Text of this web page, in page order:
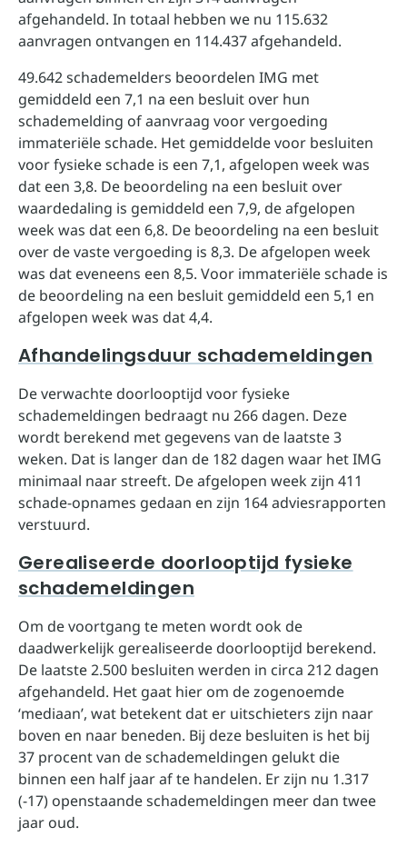
afgehandeld. In totaal hebben we nu 115.632
aanvragen ontvangen en 114.437 afgehandeld.
49.642 schademelders beoordelen IMG met
gemiddeld een 7,1 na een besluit over hun
schademelding of aanvraag voor vergoeding
immateriële schade. Het gemiddelde voor besluiten
voor fysieke schade is een 7,1, afgelopen week was
dat een 3,8. De beoordeling na een besluit over
waardedaling is gemiddeld een 7,9, de afgelopen
week was dat een 6,8. De beoordeling na een besluit
over de vaste vergoeding is 8,3. De afgelopen week
was dat eveneens een 8,5. Voor immateriële schade is
de beoordeling na een besluit gemiddeld een 5,1 en
afgelopen week was dat 4,4.
Afhandelingsduur schademeldingen
De verwachte doorlooptijd voor fysieke
schademeldingen bedraagt nu 266 dagen. Deze
wordt berekend met gegevens van de laatste 3
weken. Dat is langer dan de 182 dagen waar het IMG
minimaal naar streeft. De afgelopen week zijn 411
schade-opnames gedaan en zijn 164 adviesrapporten
verstuurd.
Gerealiseerde doorlooptijd fysieke
schademeldingen
Om de voortgang te meten wordt ook de
daadwerkelijk gerealiseerde doorlooptijd berekend.
De laatste 2.500 besluiten werden in circa 212 dagen
afgehandeld. Het gaat hier om de zogenoemde
‘mediaan’, wat betekent dat er uitschieters zijn naar
boven en naar beneden. Bij deze besluiten is het bij
37 procent van de schademeldingen gelukt die
binnen een half jaar af te handelen. Er zijn nu 1.317
(-17) openstaande schademeldingen meer dan twee
jaar oud.